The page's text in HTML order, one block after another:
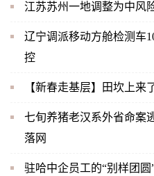
江苏苏州一地调整为中风
辽宁调派移动方舱检测车
控
【新春走基层】田坎上来
七旬养猪老汉系外省命案
落网
驻哈中企员工的“别样团圆